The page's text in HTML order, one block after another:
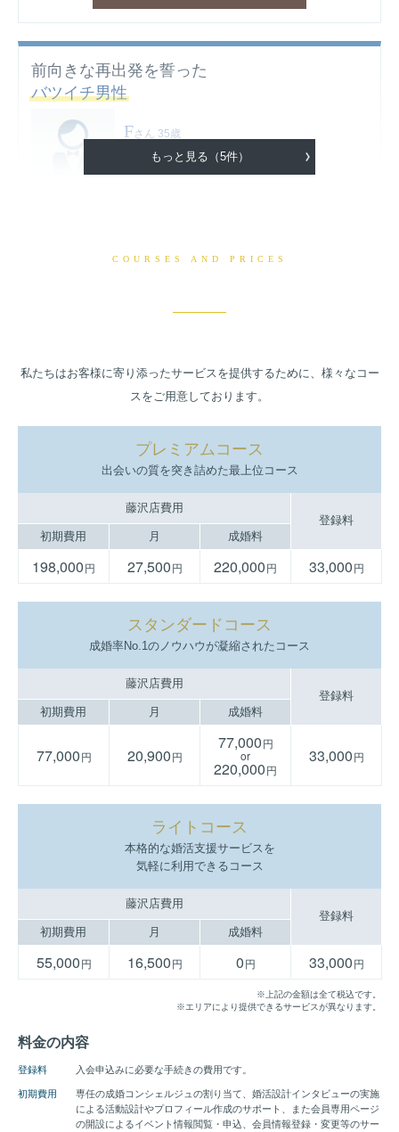
前向きな再出発を誓った
バツイチ男性
Fさん
35歳
東京23区内在住
私立大卒 金融系シンクタンク勤務
26～38歳、お子さまがいらっしゃらない方、喫煙されない方
名
コンタクト率
50%
Fさんの活動詳細を見る
自分のことは後回しにしてきた
シングルマザー
東京23区内在住
専門学校卒 グラフィックデザイナー
趣味
子どものために人生を捧げる覚悟だったため、これまでは一切活
30～45歳、年収400万円以上、お住まいが遠方の方以外
子どもの良き父、自分の良き相談者になってくれるような心の
優しい方
58
成婚までの期間
4
Gさんの活動詳細を見る
もっと見る（5件）
COURSES AND PRICES
私たちはお客様に寄り添ったサービスを提供するために、様々なコー
スをご用意しております。
プレミアムコース
出会いの質を突き詰めた最上位コース
藤沢店費用
登録料
初期費用
月 成婚料
198,000円 27,500円 220,000円 33,000円
スタンダードコース
成婚率No.1のノウハウが凝縮されたコース
藤沢店費用
登録料
初期費用
月 成婚料
77,000円 20,900円
77,000円
or
220,000円
33,000円
ライトコース
本格的な婚活支援サービスを
気軽に利用できるコース
藤沢店費用
登録料
初期費用
月 成婚料
55,000円 16,500円 0円 33,000円
※上記の金額は全て税込です。
※エリアにより提供できるサービスが異なります。
料金の内容
登録料 入会申込みに必要な手続きの費用です。
初期費用
専任の成婚コンシェルジュの割り当て、婚活設計インタビューの実施
による活動設計やプロフィール作成のサポート、また会員専用ページ
の開設によるイベント情報閲覧・申込、会員情報登録・変更等のサー